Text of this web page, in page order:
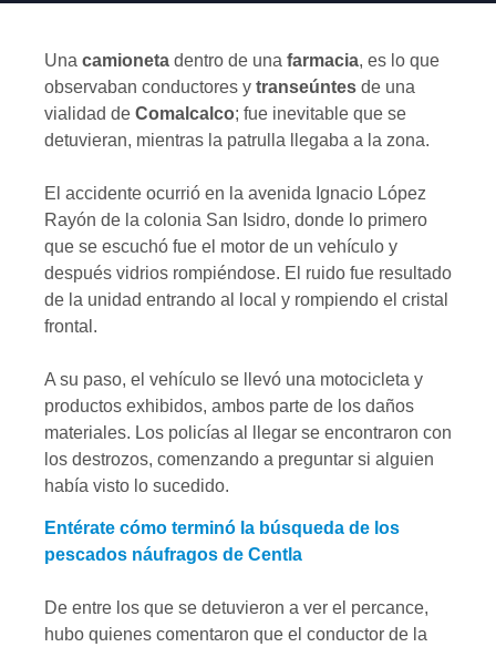
Una camioneta dentro de una farmacia, es lo que
observaban conductores y transeúntes de una
vialidad de Comalcalco; fue inevitable que se
detuvieran, mientras la patrulla llegaba a la zona.
El accidente ocurrió en la avenida Ignacio López
Rayón de la colonia San Isidro, donde lo primero
que se escuchó fue el motor de un vehículo y
después vidrios rompiéndose. El ruido fue resultado
de la unidad entrando al local y rompiendo el cristal
frontal.
A su paso, el vehículo se llevó una motocicleta y
productos exhibidos, ambos parte de los daños
materiales. Los policías al llegar se encontraron con
los destrozos, comenzando a preguntar si alguien
había visto lo sucedido.
Entérate cómo terminó la búsqueda de los
pescados náufragos de Centla
De entre los que se detuvieron a ver el percance,
hubo quienes comentaron que el conductor de la